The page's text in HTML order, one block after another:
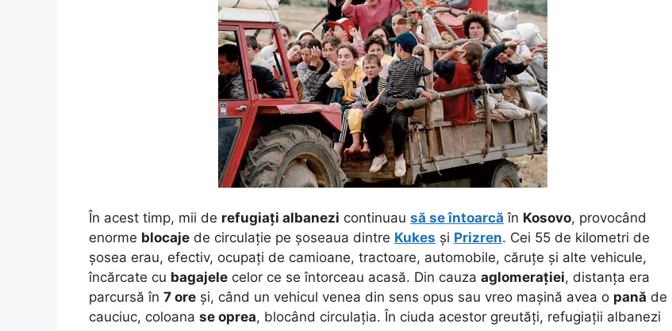
În acest timp, mii de refugiați albanezi continuau să se întoarcă în Kosovo, provocând
enorme blocaje de circulație pe șoseaua dintre Kukes și Prizren. Cei 55 de kilometri de
șosea erau, efectiv, ocupați de camioane, tractoare, automobile, căruțe și alte vehicule,
încărcate cu bagajele celor ce se întorceau acasă. Din cauza aglomerației, distanța era
parcursă în 7 ore și, când un vehicul venea din sens opus sau vreo mașină avea o pană de
cauciuc, coloana se oprea, blocând circulația. În ciuda acestor greutăți, refugiații albanezi